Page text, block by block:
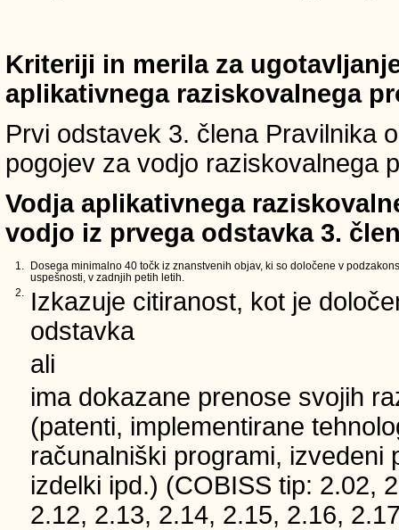
Kriteriji in merila za
aplikativnega raziskovalnega
Prvi odstavek 3. člena Pravilnika
pogojev za vodjo raziskovalnega
Vodja aplikativnega
vodjo iz prvega odstavka 3.
1.
Dosega minimalno 40 točk iz znanstvenih objav, ki so določene v
uspešnosti, v zadnjih petih letih.
2.
Izkazuje citiranost, kot je
odstavka
ali
ima dokazane prenose svojih
(patenti, implementirane
računalniški programi, izvedeni
izdelki ipd.) (COBISS tip: 2.02,
2.12, 2.13, 2.14, 2.15, 2.16,